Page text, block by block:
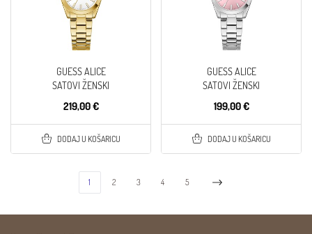
GUESS ALICE
SATOVI ŽENSKI
219,00 €
DODAJ U KOŠARICU
GUESS ALICE
SATOVI ŽENSKI
199,00 €
DODAJ U KOŠARICU
1 2 3 4 5